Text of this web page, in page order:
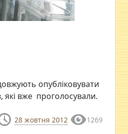
опубліковувати
які вже проголосували.
28 жовтня 2012 1269